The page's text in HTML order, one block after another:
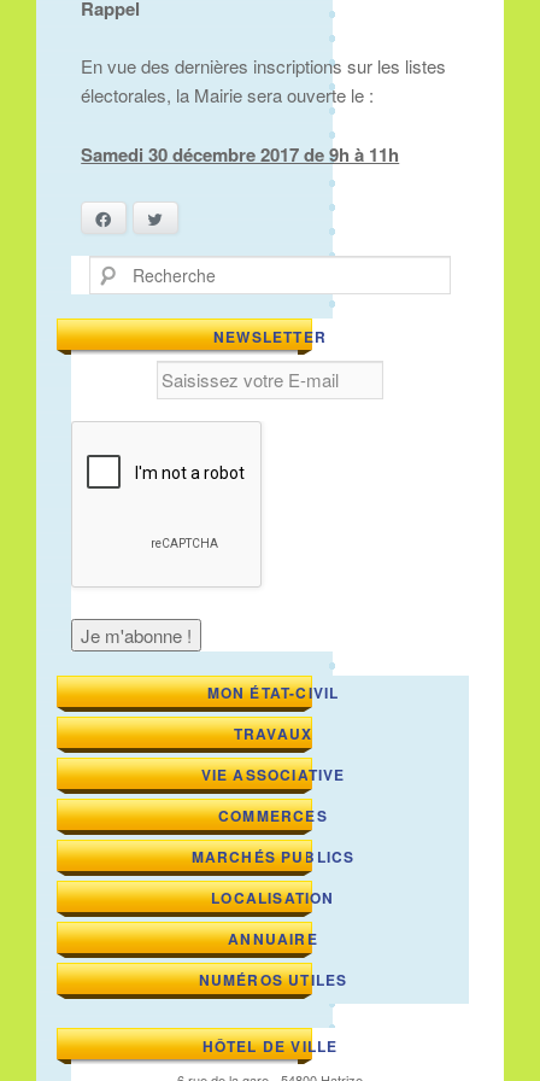
Rappel
En vue des dernières inscriptions sur les listes
électorales, la Mairie sera ouverte le :
Samedi 30 décembre 2017 de 9h à 11h
Facebook
Recherche
NEWSLETTER
MON ÉTAT-CIVIL
TRAVAUX
VIE ASSOCIATIVE
COMMERCES
MARCHÉS PUBLICS
LOCALISATION
ANNUAIRE
NUMÉROS UTILES
HÔTEL DE VILLE